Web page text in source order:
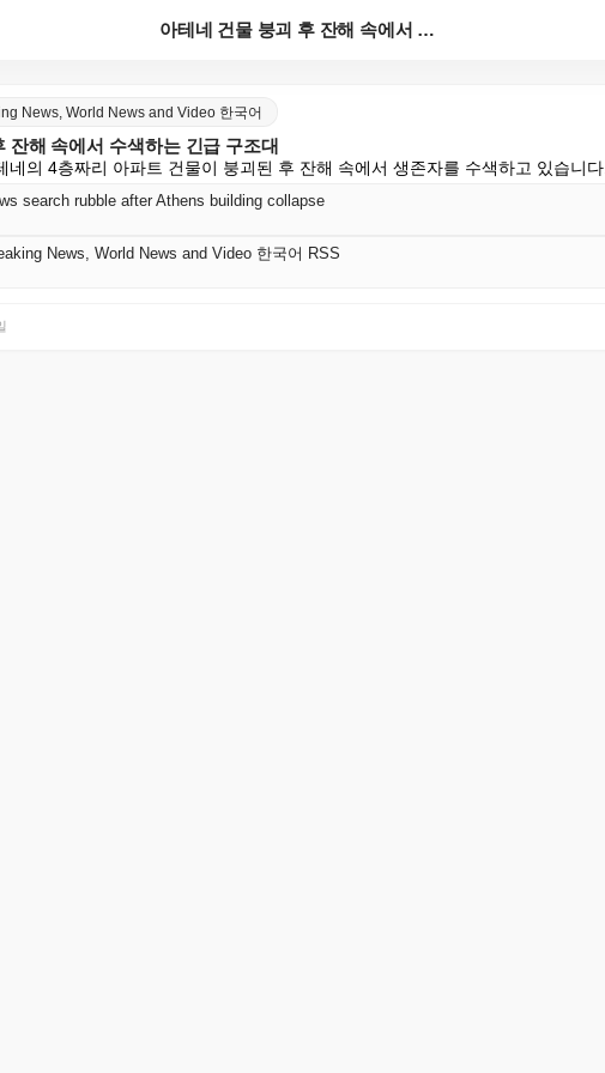
아테네 건물 붕괴 후 잔해 속에서 수색하는 긴급 구조대
News, World News and Video 한국어
잔해 속에서 수색하는 긴급 구조대
네의 4층짜리 아파트 건물이 붕괴된 후 잔해 속에서 생존자를 수색하고 있습니다.
search rubble after Athens building collapse
News, World News and Video 한국어 RSS